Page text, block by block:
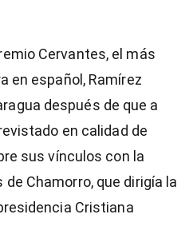
Cervantes, el más
en español, Ramírez
después de que a
en calidad de
sus vínculos con la
Chamorro, que dirigía la
Cristiana